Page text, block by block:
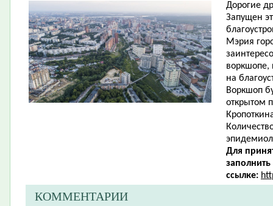
Дорогие
Запущен
Мэрия
воркшопе,
на
Воркшоп
открытом
Для
ссылке:
КОММЕНТАРИИ